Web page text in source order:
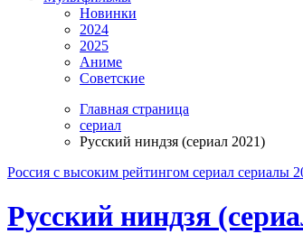
Новинки
2024
2025
Аниме
Советские
Главная страница
сериал
Русский ниндзя (сериал 2021)
Россия с высоким рейтингом сериал сериалы
Русский ниндзя